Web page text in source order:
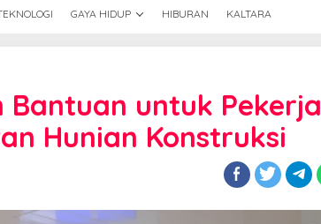
GAYA HIDUP HIBURAN KALTARA
untuk Pekerja
Hunian Konstruksi